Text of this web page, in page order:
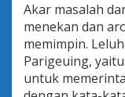
Akar masalah
menekan dan
memimpin.
Parigeuing,
untuk